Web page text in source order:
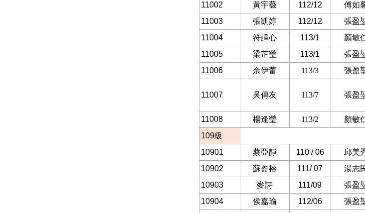
11002
黃宇薇 112/12 傅如
11003
張凱婷 112/12 張盈
11004
符譯心 113/1 顏敏
11005
梁芷瑩 113/1 張盈
11006
余伊蕾 113/3 張盈
11007 吳傳友 113/7 張盈
11008
楊逢瑩 113/2 顏敏
109級
10901
蔡亞靜 110 / 06 邱美
10902
蘇盈榕 111/ 07 湯志
10903
麥詩 111/09 張盈
10904
侯嘉瑜 112/06 張盈